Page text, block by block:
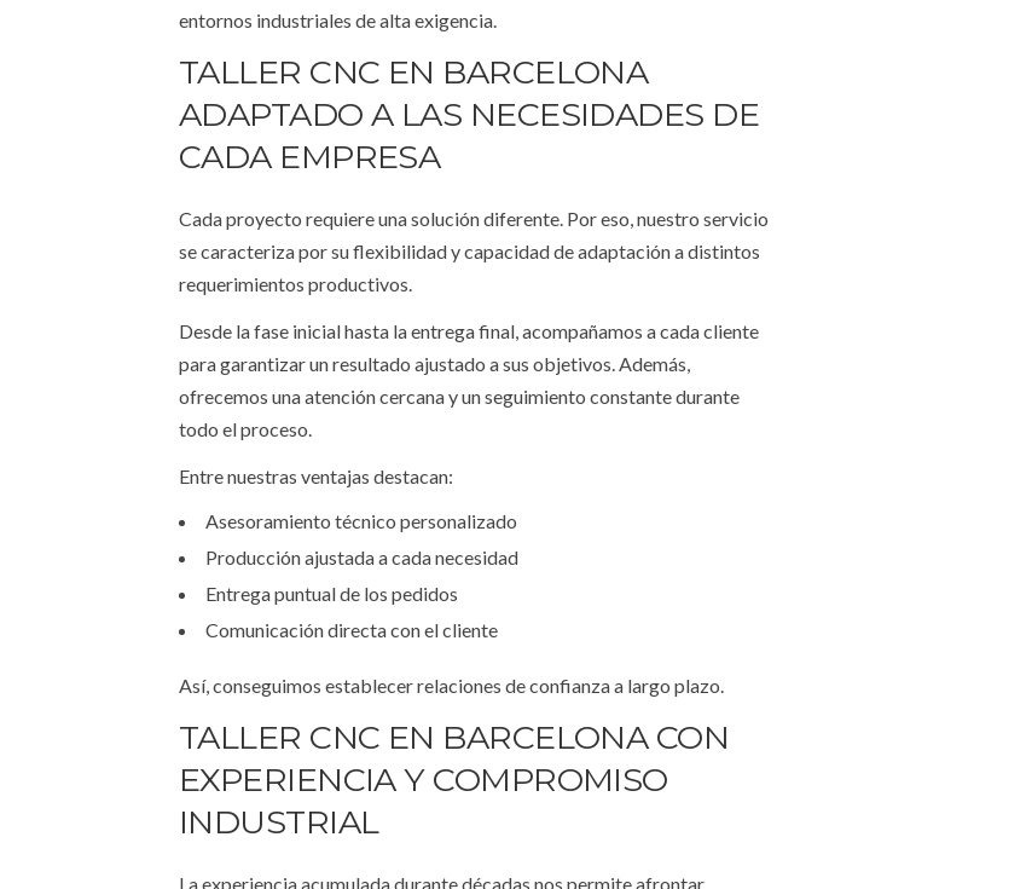
entornos industriales de alta exigencia.
TALLER CNC EN BARCELONA
ADAPTADO A LAS NECESIDADES DE
CADA EMPRESA
Cada proyecto requiere una solución diferente. Por eso, nuestro servicio
se caracteriza por su flexibilidad y capacidad de adaptación a distintos
requerimientos productivos.
Desde la fase inicial hasta la entrega final, acompañamos a cada cliente
para garantizar un resultado ajustado a sus objetivos. Además,
ofrecemos una atención cercana y un seguimiento constante durante
todo el proceso.
Entre nuestras ventajas destacan:
Asesoramiento técnico personalizado
Producción ajustada a cada necesidad
Entrega puntual de los pedidos
Comunicación directa con el cliente
Así, conseguimos establecer relaciones de confianza a largo plazo.
TALLER CNC EN BARCELONA CON
EXPERIENCIA Y COMPROMISO
INDUSTRIAL
La experiencia acumulada durante décadas nos permite afrontar